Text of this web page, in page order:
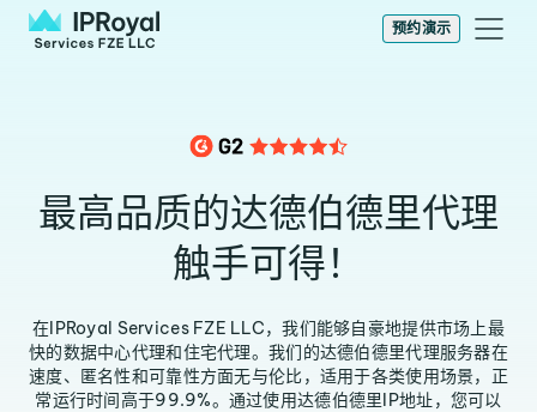
预约演示
最高品质的达德伯德里代理
触手可得！
在IPRoyal Services FZE LLC，我们能够自豪地提供市场上最
快的数据中心代理和住宅代理。我们的达德伯德里代理服务器在
速度、匿名性和可靠性方面无与伦比，适用于各类使用场景，正
常运行时间高于99.9%。通过使用达德伯德里IP地址，您可以